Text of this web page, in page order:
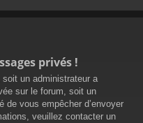
privés !
un administrateur a
sur le forum, soit un
de vous empêcher d’envoyer
veuillez contacter un